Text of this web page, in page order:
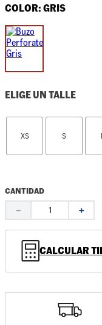
COLOR:GRIS
ELIGE UN TALLE
S
XS
CANTIDAD
＋
－
CALCULAR